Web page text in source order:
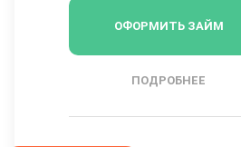
ОФОРМИТЬ ЗАЙМ
ПОДРОБНЕЕ